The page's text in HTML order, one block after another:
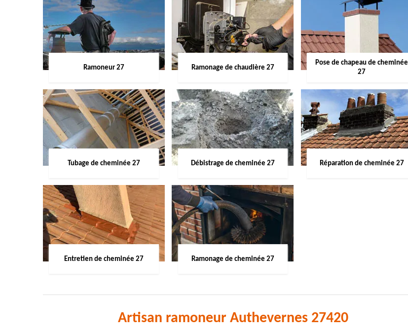
Ramoneur 27 Ramonage de chaudière 27
Pose de chapeau de cheminée
27
Tubage de cheminée 27 Débistrage de cheminée 27 Réparation de cheminée 27
Entretien de cheminée 27 Ramonage de cheminée 27
Artisan ramoneur Authevernes 27420